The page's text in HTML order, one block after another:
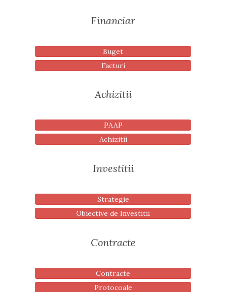
Financiar
Buget
Facturi
Achizitii
PAAP
Achizitii
Investitii
Strategie
Obiective de Investitii
Contracte
Contracte
Protocoale